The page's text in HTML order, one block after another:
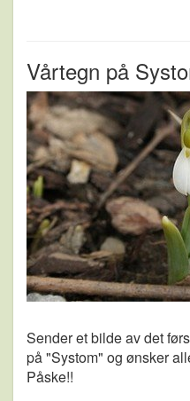
Vårtegn på
Sender et bilde av det
på "Systom" og ønsker
Påske!!